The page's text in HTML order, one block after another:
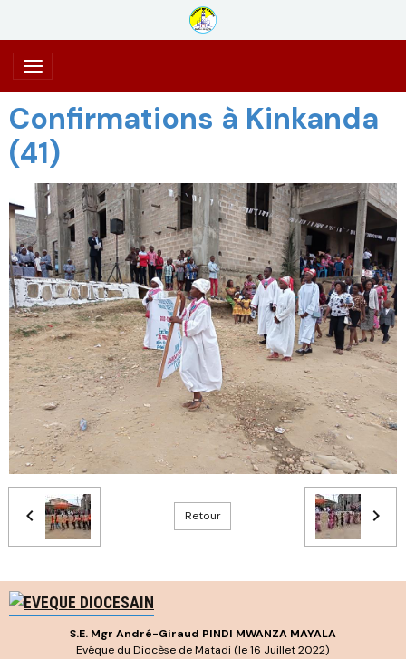
Confirmations à Kinkanda
(41)
Retour
S.E. Mgr André-Giraud PINDI MWANZA MAYALA
Evêque du Diocèse de Matadi (le 16 Juillet 2022)